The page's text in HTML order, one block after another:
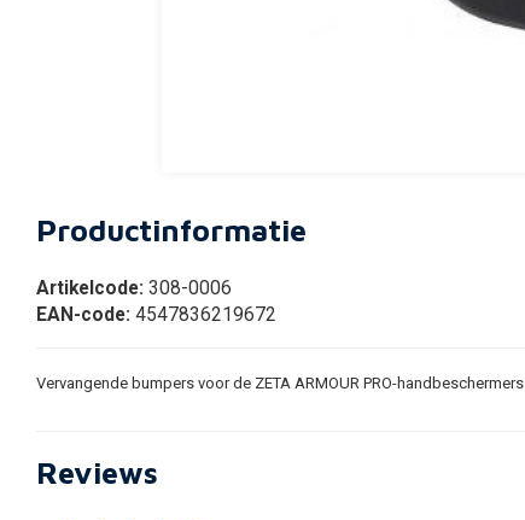
Productinformatie
Artikelcode: 308-0006
EAN-code: 4547836219672
Vervangende bumpers voor de ZETA ARMOUR PRO-handbeschermers
Reviews